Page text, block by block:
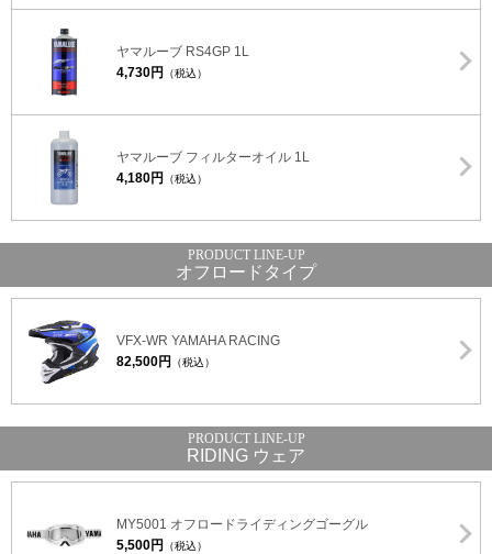
ヤマルーブ RS4GP 1L
4,730円 （税込）
ヤマルーブ フィルターオイル 1L
4,180円 （税込）
オフロードタイプ
VFX-WR YAMAHA RACING
82,500円 （税込）
RIDING ウェア
MY5001 オフロードライディングゴーグル
5,500円 （税込）